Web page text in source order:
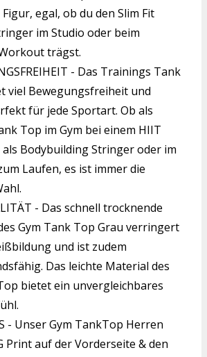
egal, ob du den Slim Fit
im Studio oder beim
trägst.
- Das Trainings Tank
viel Bewegungsfreiheit und
für jede Sportart. Ob als
Top im Gym bei einem HIIT
Bodybuilding Stringer oder im
Laufen, es ist immer die
- Das schnell trocknende
Gym Tank Top Grau verringert
und ist zudem
Das leichte Material des
bietet ein unvergleichbares
- Unser Gym TankTop Herren
Print auf der Vorderseite & den